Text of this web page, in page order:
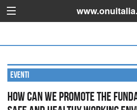
Eventi
How can we promote the